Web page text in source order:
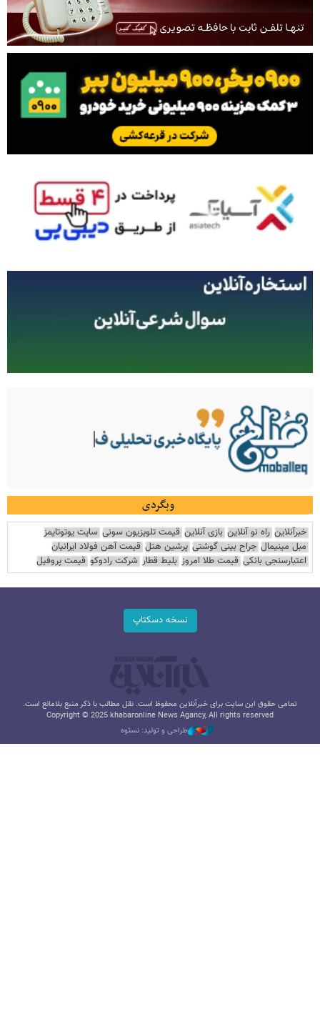
وبگردی
خبرآنلاین راه نو آنلاین بازی آنلاین قیمت تلویزیون سونی سایت یوتوتایمز
مبل مینیمال جراح بینی گوشتی پرشین هتل قیمت آهن فولاد ایرانیان
اعتبارسنجی بانکی قیمت طلا امروز بلیط قطار شرکت رادوکو قیمت پروفیل
نسخه دسکتاپ
تمامی حقوق این سایت برای خبرآنلاین محفوظ است. نقل مطالب با ذکر منبع بلامانع است.
Copyright © 2025 khabaronline News Agancy, All rights reserved
طراحی و تولید: نستوه